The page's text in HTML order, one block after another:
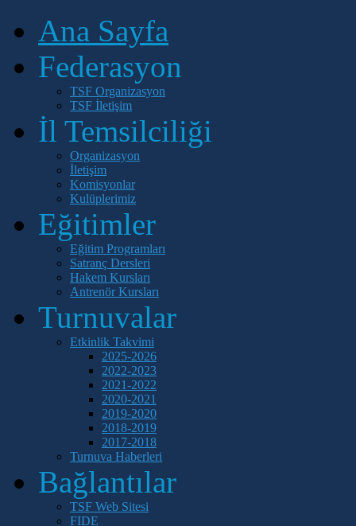
Ana Sayfa
Federasyon
TSF Organizasyon
TSF İletişim
İl Temsilciliği
Organizasyon
İletişim
Komisyonlar
Kulüplerimiz
Eğitimler
Eğitim Programları
Satranç Dersleri
Hakem Kursları
Antrenör Kursları
Turnuvalar
Etkinlik Takvimi
2025-2026
2022-2023
2021-2022
2020-2021
2019-2020
2018-2019
2017-2018
Turnuva Haberleri
Bağlantılar
TSF Web Sitesi
FIDE